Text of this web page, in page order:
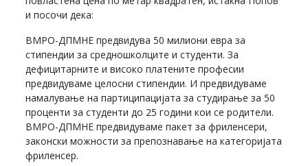
и посочи дека:
ВМРО-ДПМНЕ предвидува 50 милиони евра за
стипендии за средношколците и студенти. За
дефицитарните и високо платените професии
предвидуваме целосни стипендии. И предвидуваме
намалување на партиципацијата за студирање за 50
проценти за студенти до 25 години кои се родители.
ВМРО-ДПМНЕ предвидуваме пакет за фриленсери,
законски можности за препознавање на категоријата
фриленсер.